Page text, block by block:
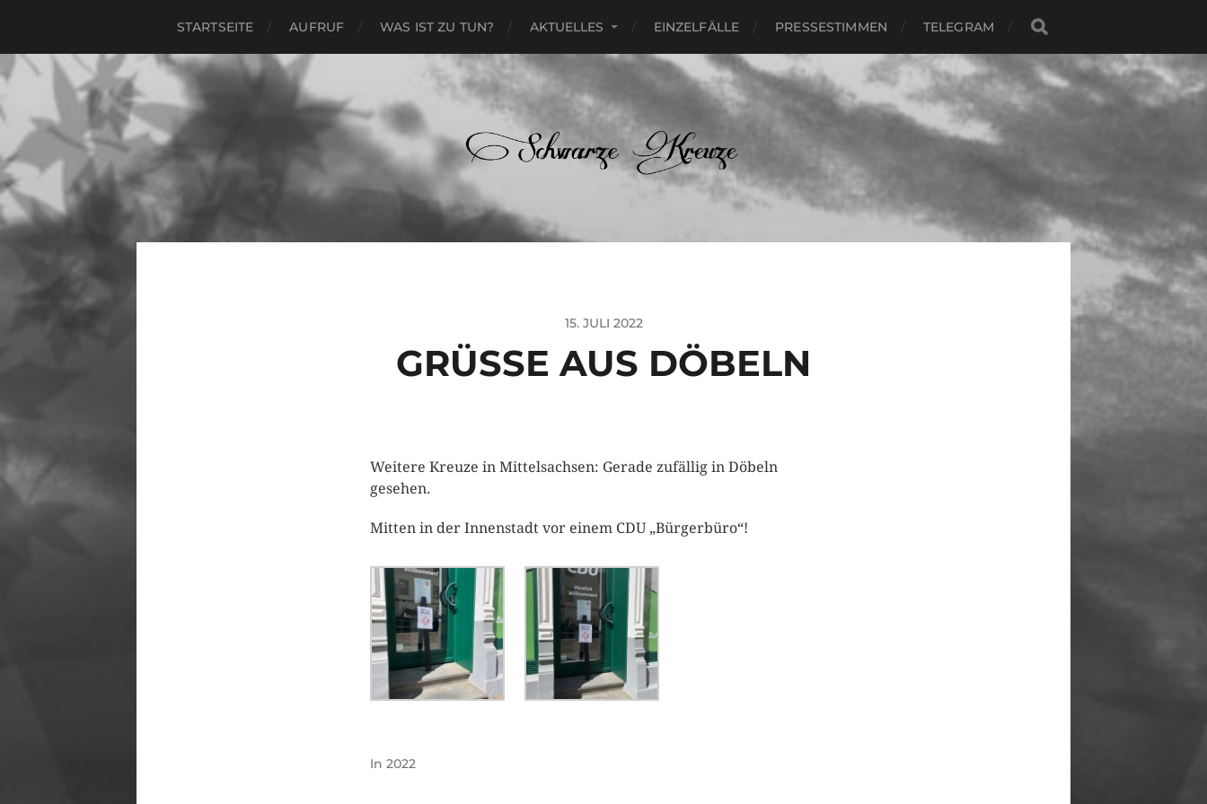
STARTSEITE AUFRUF WAS IST ZU TUN? AKTUELLES EINZELFÄLLE PRESSESTIMMEN TELEGRAM
15. JULI 2022
GRÜSSE AUS DÖBELN
Weitere Kreuze in Mittelsachsen: Gerade zufällig in Döbeln
gesehen.
Mitten in der Innenstadt vor einem CDU „Bürgerbüro“!
In 2022